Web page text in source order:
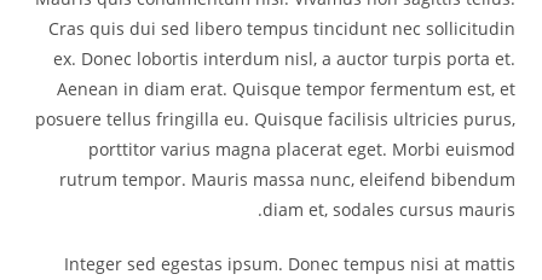
Cras quis dui sed libero tempus tincidunt nec sollicitudin
ex. Donec lobortis interdum nisl, a auctor turpis porta et.
Aenean in diam erat. Quisque tempor fermentum est, et
posuere tellus fringilla eu. Quisque facilisis ultricies purus,
porttitor varius magna placerat eget. Morbi euismod
rutrum tempor. Mauris massa nunc, eleifend bibendum
diam et, sodales cursus mauris.
Integer sed egestas ipsum. Donec tempus nisi at mattis